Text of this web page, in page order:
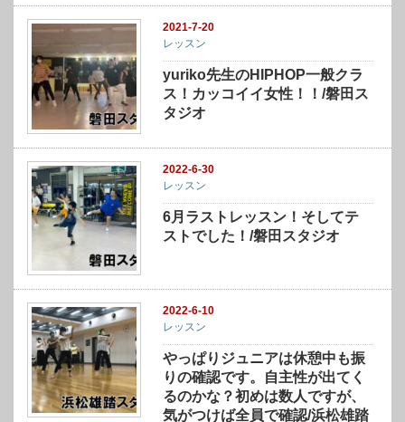
2021-7-20
レッスン
yuriko先生のHIPHOP一般クラ
ス！カッコイイ女性！！/磐田ス
タジオ
2022-6-30
レッスン
6月ラストレッスン！そしてテ
ストでした！/磐田スタジオ
2022-6-10
レッスン
やっぱりジュニアは休憩中も振
りの確認です。自主性が出てく
るのかな？初めは数人ですが、
気がつけば全員で確認/浜松雄踏